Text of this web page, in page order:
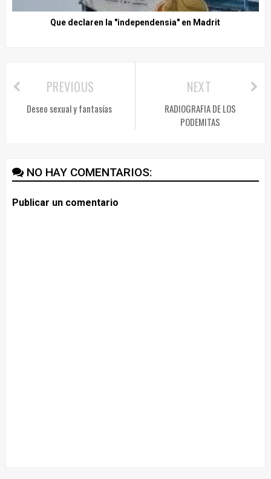
Que declaren la "independensia" en Madrit
NEXT
RADIOGRAFIA DE LOS
PODEMITAS
PREVIOUS
Deseo sexual y fantasías
NO HAY COMENTARIOS:
Publicar un comentario